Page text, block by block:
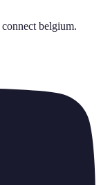
connect belgium.